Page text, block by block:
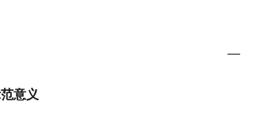
—
意义